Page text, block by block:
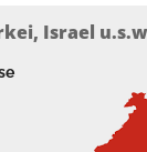
Israel